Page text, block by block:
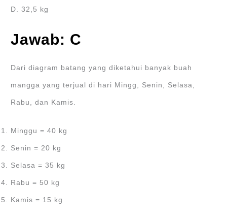
D. 32,5 kg
Jawab: C
Dari diagram batang yang diketahui banyak buah
mangga yang terjual di hari Mingg, Senin, Selasa,
Rabu, dan Kamis.
Minggu = 40 kg
Senin = 20 kg
Selasa = 35 kg
Rabu = 50 kg
Kamis = 15 kg